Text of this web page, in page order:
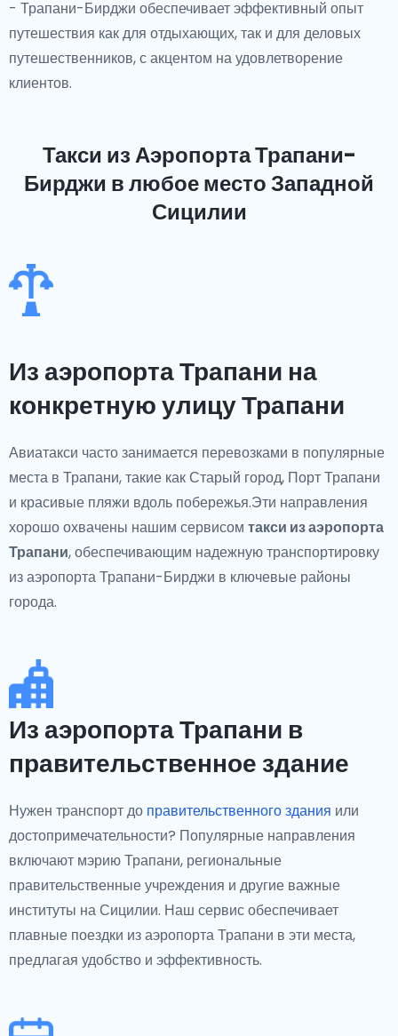
- Трапани-Бирджи обеспечивает эффективный опыт
путешествия как для отдыхающих, так и для деловых
путешественников, с акцентом на удовлетворение
клиентов.
Такси из Аэропорта Трапани-
Бирджи в любое место Западной
Сицилии
Из аэропорта Трапани на
конкретную улицу Трапани
Авиатакси часто занимается перевозками в популярные
места в Трапани, такие как Старый город, Порт Трапани
и красивые пляжи вдоль побережья.Эти направления
хорошо охвачены нашим сервисом такси из аэропорта
Трапани, обеспечивающим надежную транспортировку
из аэропорта Трапани-Бирджи в ключевые районы
города.
Из аэропорта Трапани в
правительственное здание
Нужен транспорт до правительственного здания или
достопримечательности? Популярные направления
включают мэрию Трапани, региональные
правительственные учреждения и другие важные
институты на Сицилии. Наш сервис обеспечивает
плавные поездки из аэропорта Трапани в эти места,
предлагая удобство и эффективность.